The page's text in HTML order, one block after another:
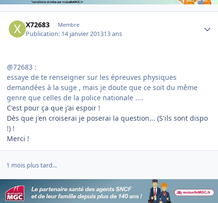
X72683 Membre
Publication: 14 janvier 201313 ans
@72683 :
essaye de te renseigner sur les épreuves physiques
demandées à la suge , mais je doute que ce soit du même
genre que celles de la police nationale ....
C'est pour ça que j'ai espoir !
Dès que j'en croiserai je poserai la question... (S'ils sont dispo
!) !
Merci !
1 mois plus tard...